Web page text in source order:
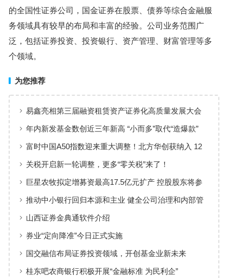
的全国性证券公司，国金证券在股票、债券等综合金融服
务领域具有较早的布局和丰富的经验。公司业务范围广
泛，包括证券投资、投资银行、资产管理、财富管理等多
个领域。
为您推荐
易鑫亮相第三届融资租赁资产证券化高质量发展大会
畅途租赁与上海银行达成战略合作
年内新发基金数创近三年新高 “小而多”取代“造爆款”
富时中国A50指数迎来重大调整！北方华创获纳入 12
月20日收盘后生效
关税开启新一轮调整，更多“零关税”来了！
巨星农牧拟定增募资最高17.5亿元扩产 控股股东将参
与认购
推动中小银行回归本源和主业 健全公司治理和内部管
理
山西证券金典通软件介绍
券业“定向降准”今日正式实施
国交融信布局证券投资领域，开创基金业新未来
桂东吧农商银行积极开展“金融标准 为民利企”